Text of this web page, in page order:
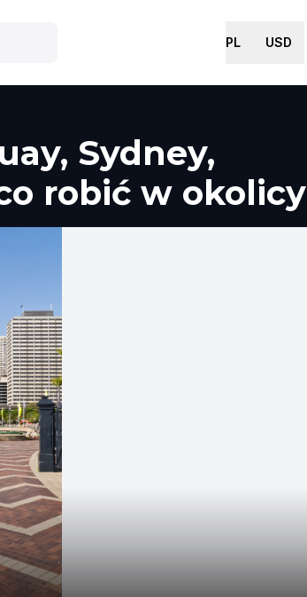
PL USD
Sydney,
robić w okolicy